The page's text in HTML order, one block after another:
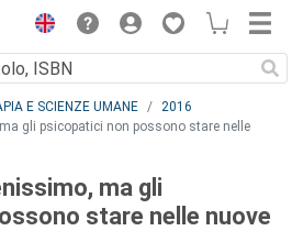
E SCIENZE UMANE
2016
gli psicopatici non possono stare nelle
ma gli
stare nelle nuove